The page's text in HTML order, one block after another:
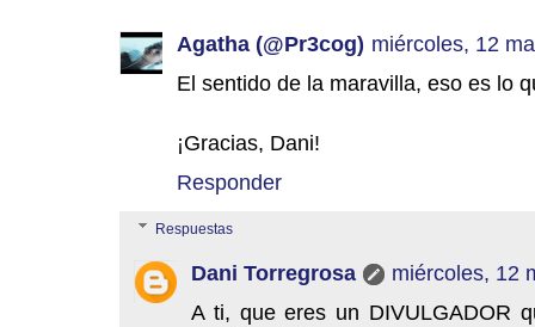
Agatha (@Pr3cog) miércoles, 12
El sentido de la maravilla, eso es lo
¡Gracias, Dani!
Responder
Respuestas
Dani Torregrosa
miércoles, 12
A ti, que eres un DIVULGADOR